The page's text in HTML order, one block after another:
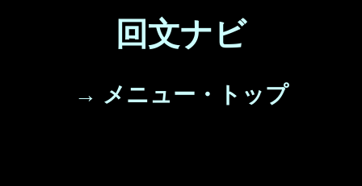
回文ナビ
→ メニュー・トップ